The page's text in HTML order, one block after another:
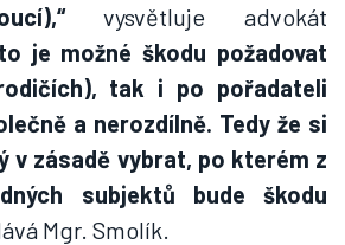
vysvětluje advokát
je možné škodu požadovat
tak i po pořadateli
a nerozdílně. Tedy že si
v zásadě vybrat, po kterém z
subjektů bude škodu
Mgr. Smolík.